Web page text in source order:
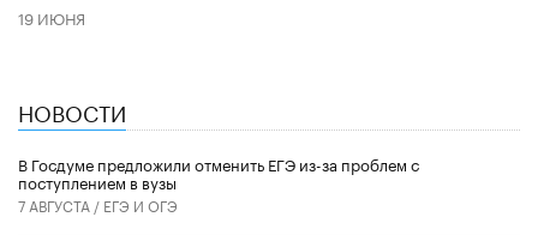
19 ИЮНЯ
НОВОСТИ
В Госдуме предложили отменить ЕГЭ из-за проблем с
поступлением в вузы
7 АВГУСТА / ЕГЭ И ОГЭ